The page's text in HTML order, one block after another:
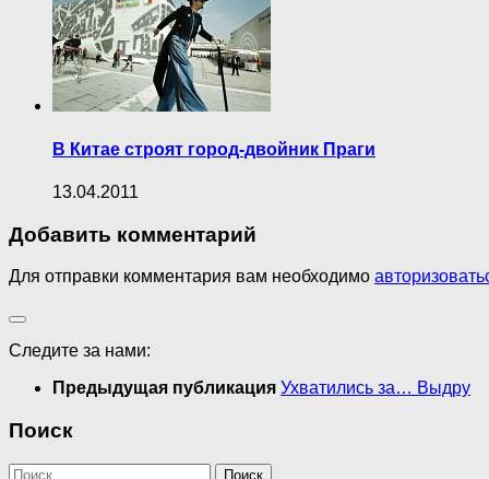
В Китае строят город-двойник Праги
13.04.2011
Добавить комментарий
Для отправки комментария вам необходимо
Следите за нами:
Предыдущая публикация Ухватились за… Выдру
Поиск
Найти: